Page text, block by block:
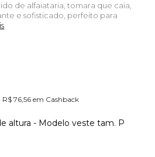
de alfaiataria, tomara que caia,
e sofisticado, perfeito para
76,56 em Cashback
altura - Modelo veste tam. P